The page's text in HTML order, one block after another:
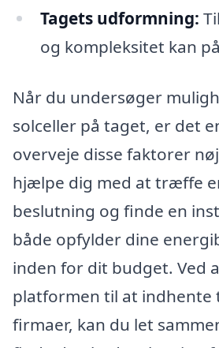
Tagets udformning:
og kompleksitet kan
Når du undersøger
solceller på taget, er det
overveje disse faktorer
hjælpe dig med at træffe
beslutning og finde en
både opfylder dine
inden for dit budget. Ved
platformen til at indhente
firmaer, kan du let